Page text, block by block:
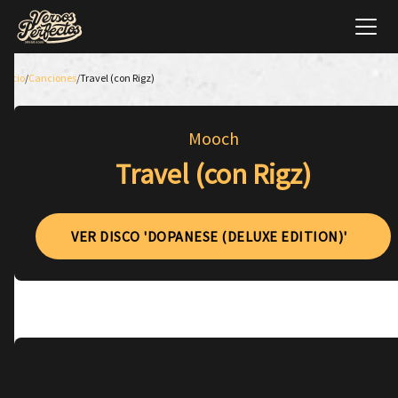
Inicio/Canciones/Travel (con Rigz)
Mooch
Travel (con Rigz)
VER DISCO 'DOPANESE (DELUXE EDITION)'